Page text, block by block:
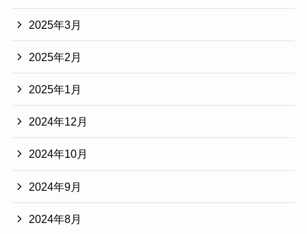
2025年3月
2025年2月
2025年1月
2024年12月
2024年10月
2024年9月
2024年8月